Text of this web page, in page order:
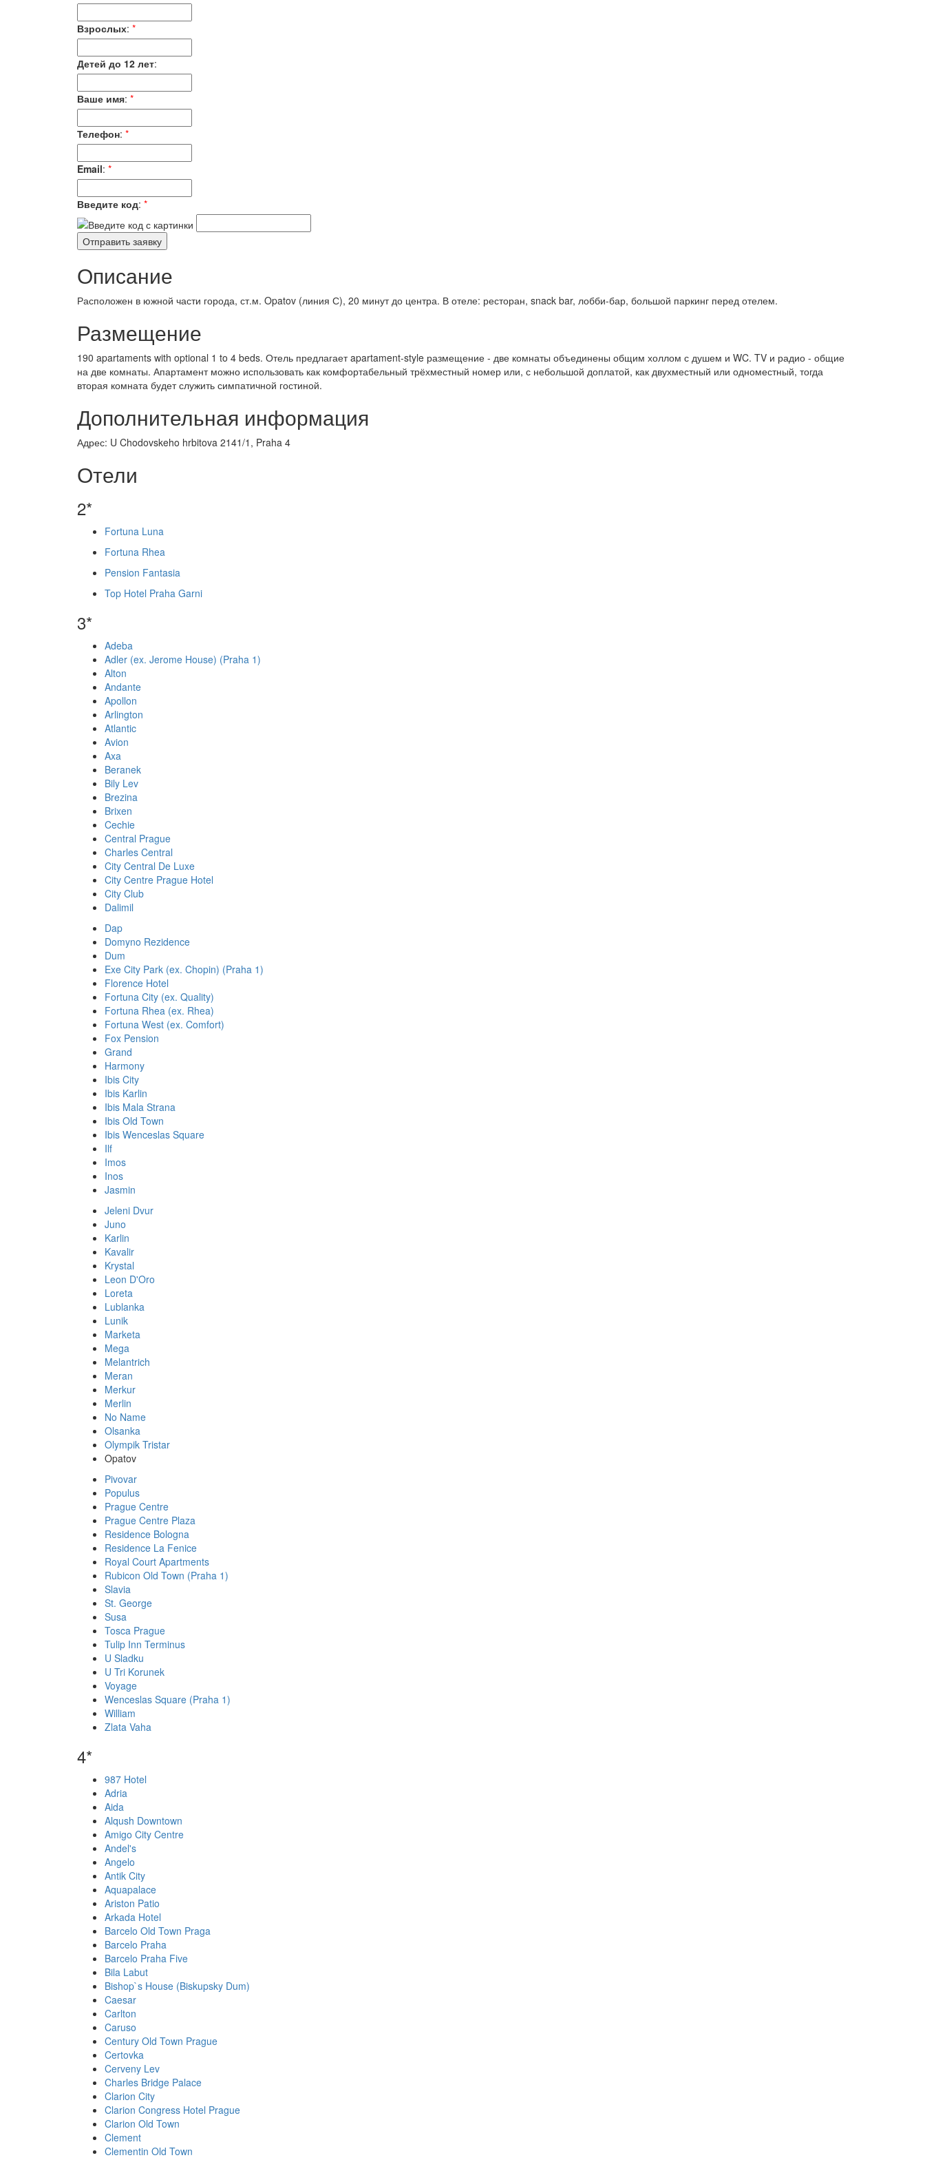
Взрослых: *
Детей до 12 лет:
Ваше имя: *
Телефон: *
Email: *
Введите код: *
Описание
Расположен в южной части города, ст.м. Opatov (линия С), 20 минут до центра. В отеле: ресторан, snack bar, лобби-бар, большой паркинг перед отелем.
Размещение
190 apartaments with optional 1 to 4 beds. Отель предлагает apartament-style размещение - две комнаты объединены общим холлом с душем и WC. TV и радио - общие
на две комнаты. Апартамент можно использовать как комфортабельный трёхместный номер или, с небольшой доплатой, как двухместный или одноместный, тогда
вторая комната будет служить симпатичной гостиной.
Дополнительная информация
Адрес: U Chodovskeho hrbitova 2141/1, Praha 4
Отели
2*
Fortuna Luna
Fortuna Rhea
Pension Fantasia
Top Hotel Praha Garni
3*
Adeba
Adler (ex. Jerome House) (Praha 1)
Alton
Andante
Apollon
Arlington
Atlantic
Avion
Axa
Beranek
Bily Lev
Brezina
Brixen
Cechie
Central Prague
Charles Central
City Central De Luxe
City Centre Prague Hotel
City Club
Dalimil
Dap
Domyno Rezidence
Dum
Exe City Park (ex. Chopin) (Praha 1)
Florence Hotel
Fortuna City (ex. Quality)
Fortuna Rhea (ex. Rhea)
Fortuna West (ex. Comfort)
Fox Pension
Grand
Harmony
Ibis City
Ibis Karlin
Ibis Mala Strana
Ibis Old Town
Ibis Wenceslas Square
Ilf
Imos
Inos
Jasmin
Jeleni Dvur
Juno
Karlin
Kavalir
Krystal
Leon D'Oro
Loreta
Lublanka
Lunik
Marketa
Mega
Melantrich
Meran
Merkur
Merlin
No Name
Olsanka
Olympik Tristar
Opatov
Pivovar
Populus
Prague Centre
Prague Centre Plaza
Residence Bologna
Residence La Fenice
Royal Court Apartments
Rubicon Old Town (Praha 1)
Slavia
St. George
Susa
Tosca Prague
Tulip Inn Terminus
U Sladku
U Tri Korunek
Voyage
Wenceslas Square (Praha 1)
William
Zlata Vaha
4*
987 Hotel
Adria
Aida
Alqush Downtown
Amigo City Centre
Andel's
Angelo
Antik City
Aquapalace
Ariston Patio
Arkada Hotel
Barcelo Old Town Praga
Barcelo Praha
Barcelo Praha Five
Bila Labut
Bishop`s House (Biskupsky Dum)
Caesar
Carlton
Caruso
Century Old Town Prague
Certovka
Cerveny Lev
Charles Bridge Palace
Clarion City
Clarion Congress Hotel Prague
Clarion Old Town
Clement
Clementin Old Town